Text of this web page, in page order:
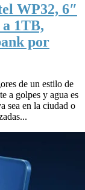
WP32, 6″
1TB,
por
de un estilo de
a golpes y agua es
sea en la ciudad o